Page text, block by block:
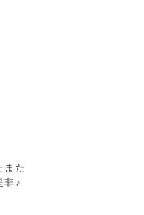
また
非♪